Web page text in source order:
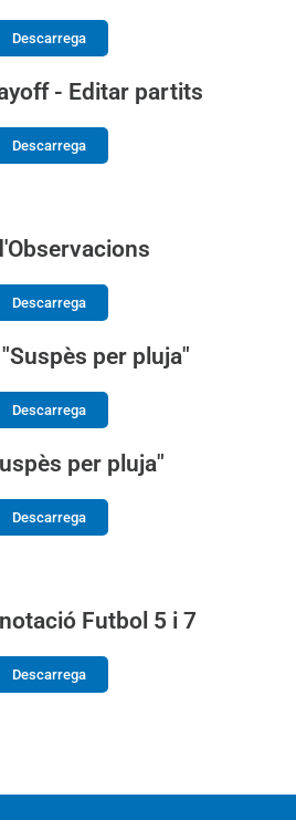
Descarrega
- Editar partits
Descarrega
Descarrega
per pluja"
Descarrega
per pluja"
Descarrega
Futbol 5 i 7
Descarrega